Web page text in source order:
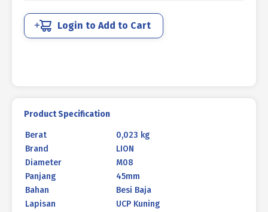
45mm
P1.25
Login to Add to Cart
Product Specification
Berat
0,023 kg
Brand
LION
Diameter
M08
Panjang
45mm
Bahan
Besi Baja
Lapisan
UCP Kuning